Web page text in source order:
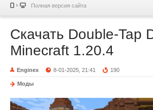
Полная версия сайта
Скачать Double-Tap
Minecraft 1.20.4
Enginex 8-01-2025, 21:41 190
Моды